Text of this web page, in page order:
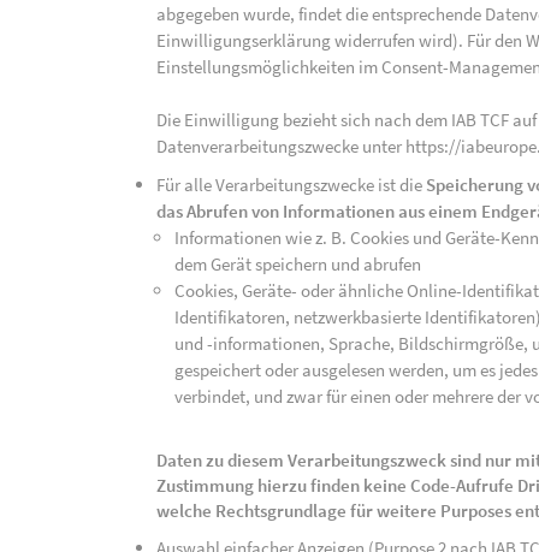
abgegeben wurde, findet die entsprechende
Einwilligungserklärung widerrufen wird). Für den
Einstellungsmöglichkeiten im Consent-
Die Einwilligung bezieht sich nach dem IAB TCF
Datenverarbeitungszwecke unter https://
Für alle Verarbeitungszwecke ist die Speicherung
das Abrufen von Informationen aus einem
Informationen wie z. B. Cookies und Geräte-
dem Gerät speichern und abrufen
Cookies, Geräte- oder ähnliche Online-
Identifikatoren, netzwerkbasierte
und -informationen, Sprache, Bildschirmgröße,
gespeichert oder ausgelesen werden, um es
verbindet, und zwar für einen oder mehrere der
Daten zu diesem Verarbeitungszweck sind nur
Zustimmung hierzu finden keine Code-Aufrufe
welche Rechtsgrundlage für weitere Purposes